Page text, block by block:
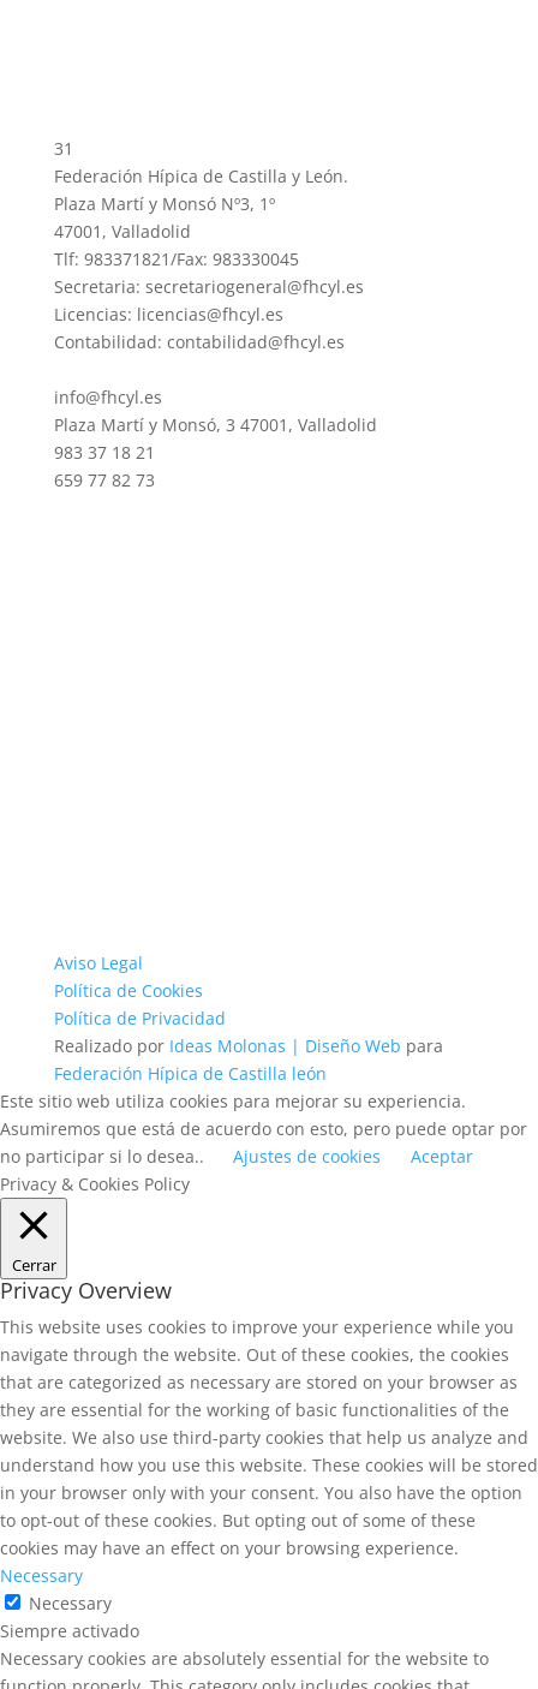
31
Federación Hípica de Castilla y León.
Plaza Martí y Monsó Nº3, 1º
47001, Valladolid
Tlf: 983371821/Fax: 983330045
Secretaria: secretariogeneral@fhcyl.es
Licencias: licencias@fhcyl.es
Contabilidad: contabilidad@fhcyl.es
info@fhcyl.es
Plaza Martí y Monsó, 3 47001, Valladolid
983 37 18 21
659 77 82 73
Aviso Legal
Política de Cookies
Política de Privacidad
Realizado por Ideas Molonas | Diseño Web para
Federación Hípica de Castilla león
Este sitio web utiliza cookies para mejorar su experiencia.
Asumiremos que está de acuerdo con esto, pero puede optar por
no participar si lo desea..
Ajustes de cookies
Aceptar
Privacy & Cookies Policy
Cerrar
Privacy Overview
This website uses cookies to improve your experience while you
navigate through the website. Out of these cookies, the cookies
that are categorized as necessary are stored on your browser as
they are essential for the working of basic functionalities of the
website. We also use third-party cookies that help us analyze and
understand how you use this website. These cookies will be stored
in your browser only with your consent. You also have the option
to opt-out of these cookies. But opting out of some of these
cookies may have an effect on your browsing experience.
Necessary
Necessary
Siempre activado
Necessary cookies are absolutely essential for the website to